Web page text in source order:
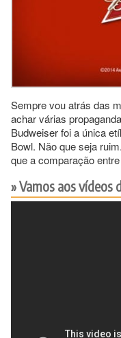
Sempre vou atrás das
achar várias
Budweiser foi a única
Bowl. Não que seja
que a comparação
Vamos aos vídeos